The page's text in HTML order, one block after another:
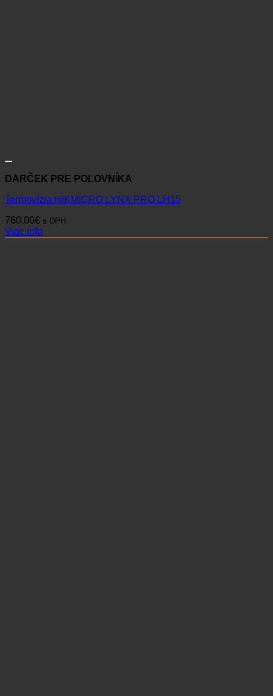
DARČEK PRE POĽOVNÍKA
Termovízia HIKMICRO LYNX PRO LH15
760,00€ s DPH
Viac info